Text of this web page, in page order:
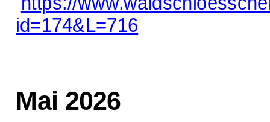
id=174&L=716
Mai 2026